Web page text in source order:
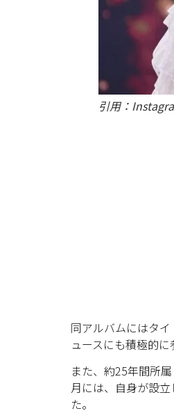
引用：
同アルバムにはタ
ュースにも積極的に
また、約25年間所
月には、自身が設
た。